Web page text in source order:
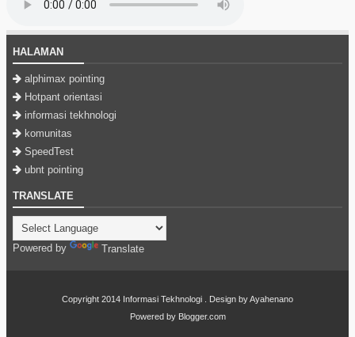
HALAMAN
alphimax pointing
Hotpant orientasi
informasi tekhnologi
komunitas
SpeedTest
ubnt pointing
TRANSLATE
Powered by Translate
Copyright 2014 Informasi Tekhnologi . Design byAyahenano
Powered by Blogger.com